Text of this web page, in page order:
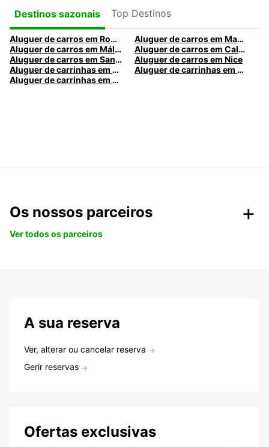
Destinos sazonais
Top Destinos
Aluguer de carros em Roma
Aluguer de carros em Madrid
Aluguer de carros em Málaga
Aluguer de carros em Caldas da Rainha
Aluguer de carros em Santa Maria da Feira
Aluguer de carros em Nice
Aluguer de carrinhas em Nice
Aluguer de carrinhas em Santa Maria da Feira
Aluguer de carrinhas em Caldas da Rainha
Os nossos parceiros
Ver todos os parceiros
A sua reserva
Ver, alterar ou cancelar reserva
Gerir reservas
Ofertas exclusivas